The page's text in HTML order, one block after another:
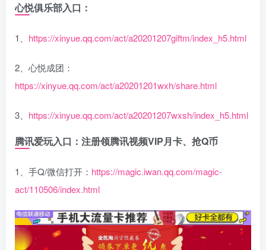
心悦俱乐部入口：
1、 https://xinyue.qq.com/act/a20201207giftm/index_h5.html
2、心悦成团：
https://xinyue.qq.com/act/a20201201wxh/share.html
3、 https://xinyue.qq.com/act/a20201207wxsh/index_h5.html
腾讯爱玩入口：注册领腾讯视频VIP月卡、抢Q币
1、手Q/微信打开： https://magic.iwan.qq.com/magic-
act/110506/index.html